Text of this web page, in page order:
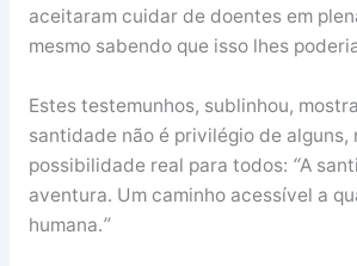
aceitaram cuidar de doentes em
mesmo sabendo que isso lhes
Estes testemunhos, sublinhou,
santidade não é privilégio de alguns,
possibilidade real para todos: “A
aventura. Um caminho acessível a
humana.”